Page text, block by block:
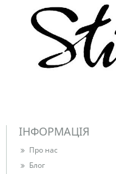
ІНФОРМАЦІЯ
Про нас
Блог